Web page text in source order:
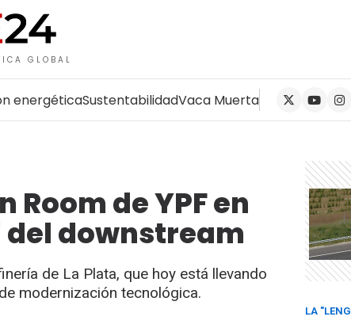
GLOBAL
energéticaSustentabilidadVaca Muerta
de YPF en
del downstream
de La Plata, que hoy está llevando
modernización tecnológica.
LA